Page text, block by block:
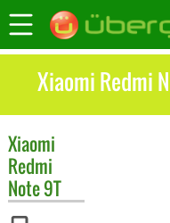
Xiaomi Redmi
Xiaomi
Redmi
Note 9T